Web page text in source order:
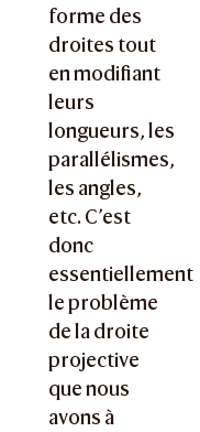
forme des
droites tout
en modifiant
leurs
longueurs, les
parallélismes,
les angles,
etc. C’est
donc
essentiellement
le problème
de la droite
projective
que nous
avons à